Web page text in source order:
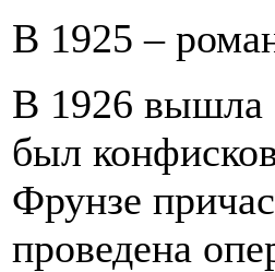
В 1925 –
В 1926 вышла
был
Фрунзе
проведена